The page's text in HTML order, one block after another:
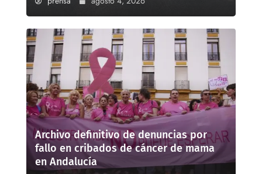
Archivo definitivo de denuncias por
fallo en cribados de cáncer de mama
en Andalucía